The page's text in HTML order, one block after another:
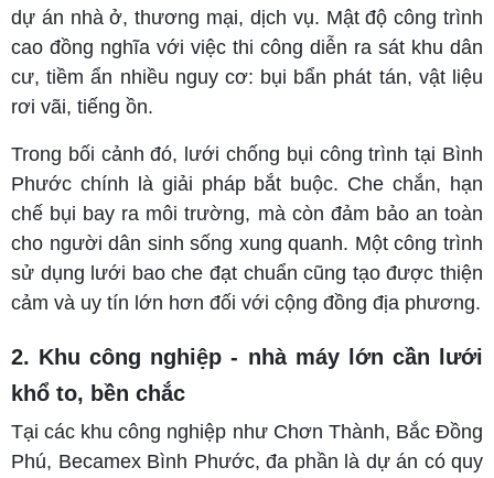
dự án nhà ở, thương mại, dịch vụ. Mật độ công trình
cao đồng nghĩa với việc thi công diễn ra sát khu dân
cư, tiềm ẩn nhiều nguy cơ: bụi bẩn phát tán, vật liệu
rơi vãi, tiếng ồn.
Trong bối cảnh đó, lưới chống bụi công trình tại Bình
Phước chính là giải pháp bắt buộc. Che chắn, hạn
chế bụi bay ra môi trường, mà còn đảm bảo an toàn
cho người dân sinh sống xung quanh. Một công trình
sử dụng lưới bao che đạt chuẩn cũng tạo được thiện
cảm và uy tín lớn hơn đối với cộng đồng địa phương.
2. Khu công nghiệp - nhà máy lớn cần lưới
khổ to, bền chắc
Tại các khu công nghiệp như Chơn Thành, Bắc Đồng
Phú, Becamex Bình Phước, đa phần là dự án có quy